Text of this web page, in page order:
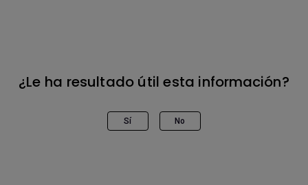
¿Le ha resultado útil esta información?
Sí No